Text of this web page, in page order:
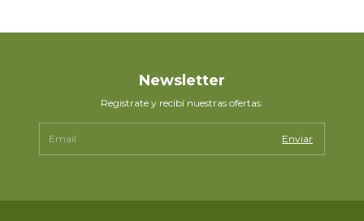
Newsletter
Registrate y recibí nuestras ofertas.